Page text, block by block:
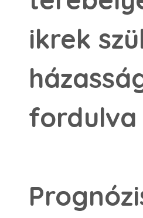
ikrek
fordulva